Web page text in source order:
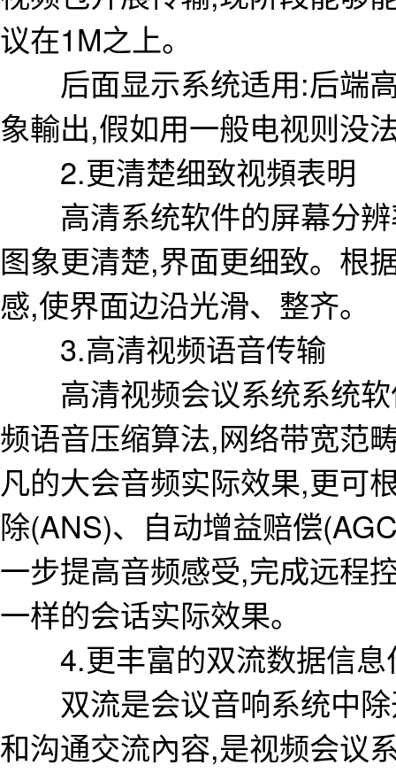
议在1M之上。
后面显示系统适用:后端高
象輸出,假如用一般电视则没
2.更清楚细致视頻表明
高清系统软件的屏幕分辨
图象更清楚,界面更细致。根
感,使界面边沿光滑、整齐。
3.高清视频语音传输
高清视频会议系统系统软
频语音压缩算法,网络带宽范
凡的大会音频实际效果,更可
除(ANS)、自动增益赔偿
一步提高音频感受,完成远程
一样的会话实际效果。
4.更丰富的双流数据信息
双流是会议音响系统中除
和沟通交流內容,是视频会议